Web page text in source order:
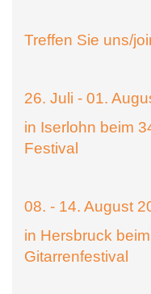
Treffen Sie uns/
26. Juli - 01.
in Iserlohn beim
Festival
08. - 14. August
in Hersbruck
Gitarrenfestival